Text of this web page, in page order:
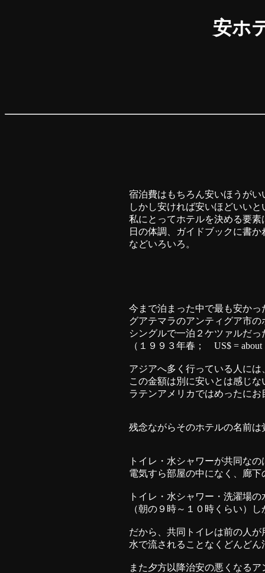
安ホ
宿泊費はもちろん安いほうがい
しかし安ければ安いほどいい
私にとってホテルを決める要
日の体調、ガイドブックに書
などいろいろ。
今まで泊まった中で最も安かっ
グアテマラのアンティグア市の
シングルで一泊２ケツァルだっ
（１９９３年春； US$ = about
アジアへ多く行っている人には
この金額は別に安いとは感じ
ラテンアメリカではめったに
残念ながらそのホテルの名前は
トイレ・水シャワーが共同な
電気すら部屋の中になく、廊
トイレ・水シャワー・洗濯場
（朝の９時～１０時くらい）
だから、共同トイレは前の人が
水で流されることなくどんど
また夕方以降治安の悪くなる